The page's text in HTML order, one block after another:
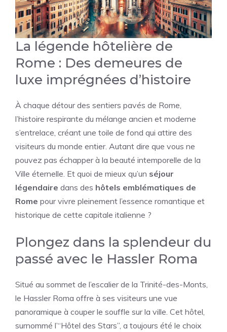
La légende hôtelière de
Rome : Des demeures de
luxe imprégnées d’histoire
À chaque détour des sentiers pavés de Rome,
l’histoire respirante du mélange ancien et moderne
s’entrelace, créant une toile de fond qui attire des
visiteurs du monde entier. Autant dire que vous ne
pouvez pas échapper à la beauté intemporelle de la
Ville éternelle. Et quoi de mieux qu’un séjour
légendaire dans des hôtels emblématiques de
Rome pour vivre pleinement l’essence romantique et
historique de cette capitale italienne ?
Plongez dans la splendeur du
passé avec le Hassler Roma
Situé au sommet de l’escalier de la Trinité-des-Monts,
le Hassler Roma offre à ses visiteurs une vue
panoramique à couper le souffle sur la ville. Cet hôtel,
surnommé l’“Hôtel des Stars”, a toujours été le choix